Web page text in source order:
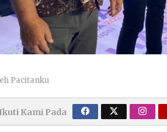
Pacitanku
Ikuti Kami Pada